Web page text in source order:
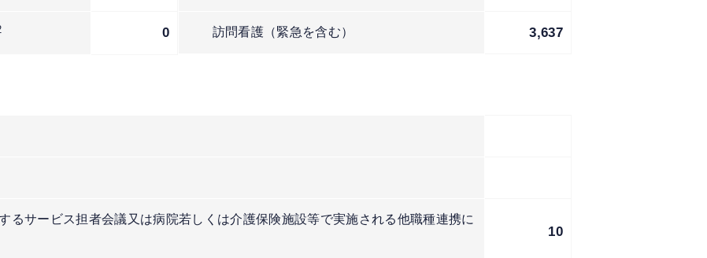
0 訪問看護（緊急を含む） 3,637
るサービス担者会議又は病院若しくは介護保険施設等で実施される他職種連携に
10